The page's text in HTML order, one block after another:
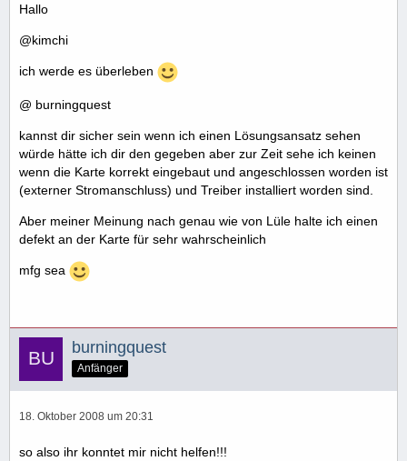
Hallo
@kimchi
ich werde es überleben
@ burningquest
kannst dir sicher sein wenn ich einen Lösungsansatz sehen
würde hätte ich dir den gegeben aber zur Zeit sehe ich keinen
wenn die Karte korrekt eingebaut und angeschlossen worden ist
(externer Stromanschluss) und Treiber installiert worden sind.
Aber meiner Meinung nach genau wie von Lüle halte ich einen
defekt an der Karte für sehr wahrscheinlich
mfg sea
burningquest
Anfänger
18. Oktober 2008 um 20:31
so also ihr konntet mir nicht helfen!!!